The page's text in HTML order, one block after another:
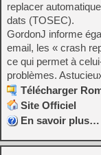
replacer
dats (TOSEC).
GordonJ informe
email, les « crash
ce qui permet à
problèmes.
Télécharger
Site Officiel
En savoir plus…